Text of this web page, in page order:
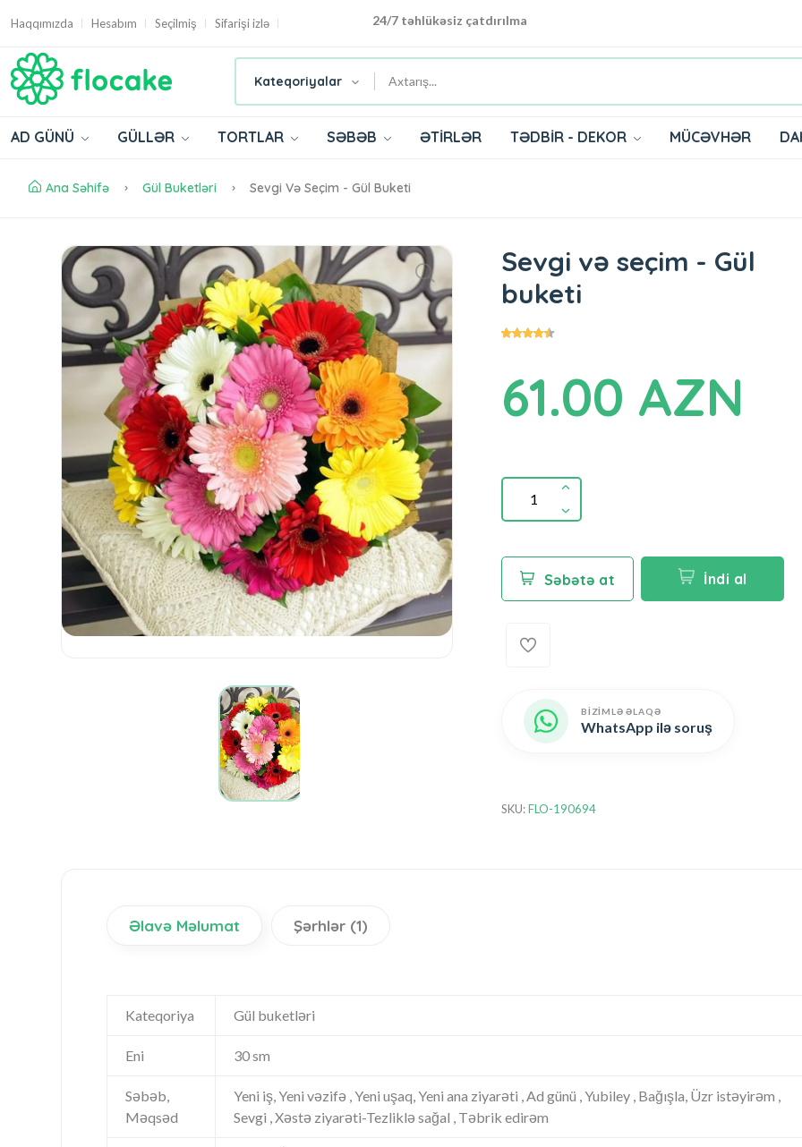
Haqqımızda Hesabım Seçilmiş Sifarişi izlə 24/7 təhlükəsiz çatdırılma
Kateqoriyalar
AD GÜNÜ GÜLLƏR TORTLAR SƏBƏB ƏTİRLƏR TƏDBİR - DEKOR MÜCƏVHƏR
Ana Səhifə Gül Buketləri Sevgi Və Seçim - Gül Buketi
Sevgi və seçim - Gül
buketi
61.00 AZN
Səbətə at İndi al
BİZİMLƏ ƏLAQƏ
WhatsApp ilə soruş
SKU:FLO-190694
Əlavə Məlumat Şərhlər (1)
Kateqoriya Gül buketləri
Eni 30 sm
Səbəb,
Məqsəd
Yeni iş, Yeni vəzifə , Yeni uşaq, Yeni ana ziyarəti , Ad günü , Yubiley , Bağışla, Üzr istəyirəm ,
Sevgi , Xəstə ziyarəti-Tezliklə sağal , Təbrik edirəm